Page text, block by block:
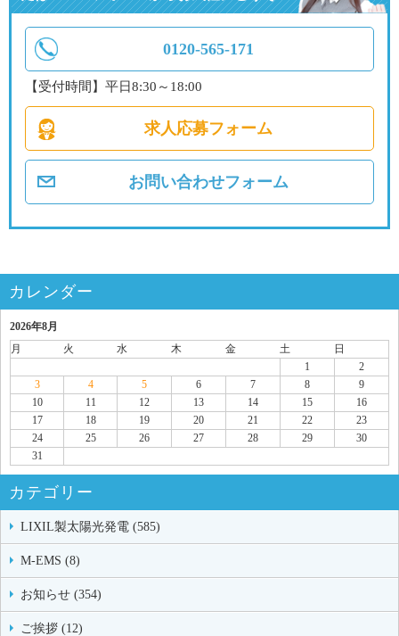
0120-565-171
【受付時間】平日8:30～18:00
求人応募フォーム
お問い合わせフォーム
カレンダー
2026年8月
月
火 水 木 金 土
日
1
2
3
4 5 6 7 8
9
10
11 12 13 14 15
16
17
18 19 20 21 22
23
24
25 26 27 28 29
30
31
カテゴリー
LIXIL製太陽光発電 (585)
M-EMS (8)
お知らせ (354)
ご挨拶 (12)